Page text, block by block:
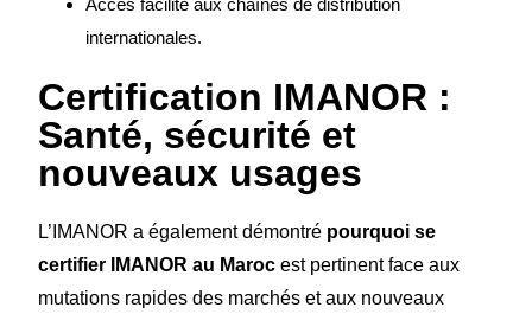
Accès facilité aux chaînes de distribution
internationales.
Certification IMANOR :
Santé, sécurité et
nouveaux usages
L’IMANOR a également démontré pourquoi se
certifier IMANOR au Maroc est pertinent face aux
mutations rapides des marchés et aux nouveaux